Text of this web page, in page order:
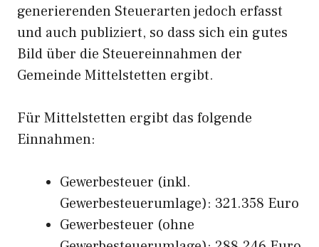
generierenden Steuerarten jedoch erfasst
und auch publiziert, so dass sich ein gutes
Bild über die Steuereinnahmen der
Gemeinde Mittelstetten ergibt.
Für Mittelstetten ergibt das folgende
Einnahmen:
Gewerbesteuer (inkl.
Gewerbesteuerumlage): 321.358 Euro
Gewerbesteuer (ohne